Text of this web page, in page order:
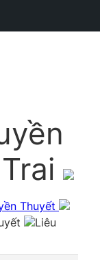
Thuyết
Liêu